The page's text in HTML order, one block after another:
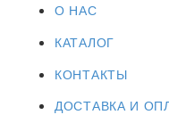
О НАС
КАТАЛОГ
КОНТАКТЫ
ДОСТАВКА И